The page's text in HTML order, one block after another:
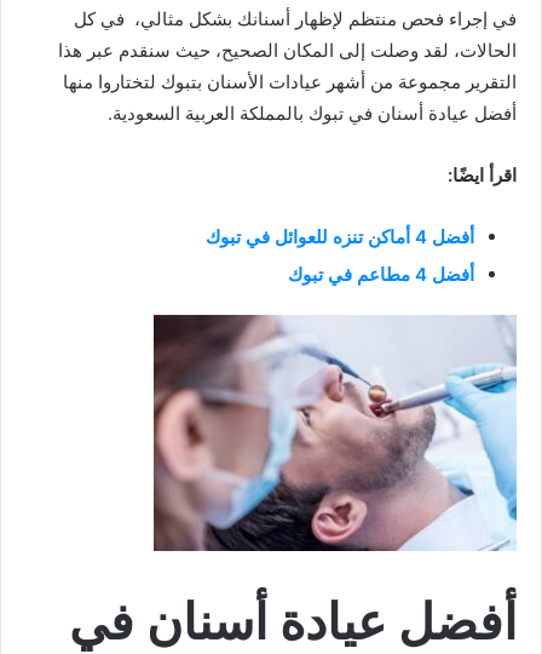
في إجراء فحص منتظم لإظهار أسنانك بشكل مثالي، في كل
الحالات، لقد وصلت إلى المكان الصحيح، حيث سنقدم عبر هذا
التقرير مجموعة من أشهر عيادات الأسنان بتبوك لتختاروا منها
أفضل عيادة أسنان في تبوك بالمملكة العربية السعودية.
اقرأ ايضًا:
أفضل 4 أماكن تنزه للعوائل في تبوك
أفضل 4 مطاعم في تبوك
أفضل عيادة أسنان في